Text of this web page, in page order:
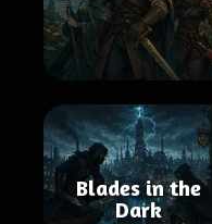
Blades in the
Dark